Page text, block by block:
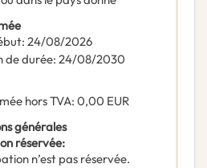
: 24/08/2026
de durée: 24/08/2030
hors TVA: 0,00 EUR
générales
réservée:
n’est pas réservée.